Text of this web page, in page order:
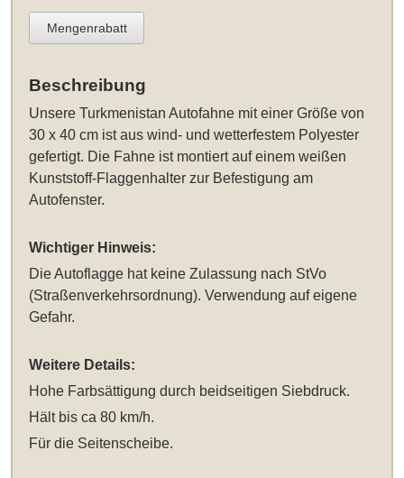
Mengenrabatt
Beschreibung
UnsereTurkmenistan Autofahne mit einer Größe von
30 x 40 cm ist aus wind- und wetterfestem Polyester
gefertigt. Die Fahne ist montiert auf einem weißen
Kunststoff-Flaggenhalter zur Befestigung am
Autofenster.
Wichtiger Hinweis:
Die Autoflagge hat keine Zulassung nach StVo
(Straßenverkehrsordnung). Verwendung auf eigene
Gefahr.
Weitere Details:
Hohe Farbsättigung durch beidseitigen Siebdruck.
Hält bis ca 80 km/h.
Für die Seitenscheibe.